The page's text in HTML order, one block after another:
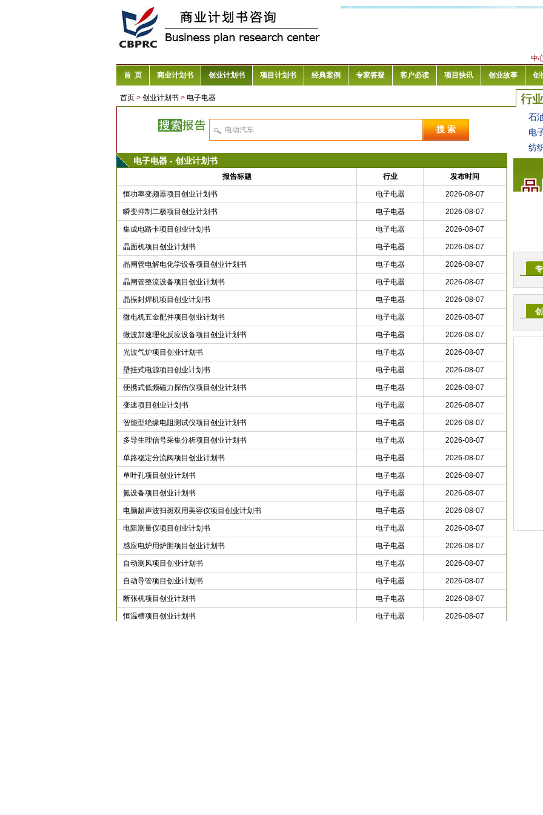
中
首 页
商业计划书 创业计划书 项目计划书 经典案例 专家答疑 客户必读 项目快讯 创业故事 创
首页 > 创业计划书 > 电子电器
电子电器 - 创业计划书
报告标题 行业 发布时间
恒功率变频器项目创业计划书 电子电器 2026-08-07
瞬变抑制二极项目创业计划书 电子电器 2026-08-07
集成电路卡项目创业计划书 电子电器 2026-08-07
晶面机项目创业计划书 电子电器 2026-08-07
晶闸管电解电化学设备项目创业计划书 电子电器 2026-08-07
晶闸管整流设备项目创业计划书 电子电器 2026-08-07
晶振封焊机项目创业计划书 电子电器 2026-08-07
微电机五金配件项目创业计划书 电子电器 2026-08-07
微波加速理化反应设备项目创业计划书 电子电器 2026-08-07
光波气炉项目创业计划书 电子电器 2026-08-07
壁挂式电源项目创业计划书 电子电器 2026-08-07
便携式低频磁力探伤仪项目创业计划书 电子电器 2026-08-07
变速项目创业计划书 电子电器 2026-08-07
智能型绝缘电阻测试仪项目创业计划书 电子电器 2026-08-07
多导生理信号采集分析项目创业计划书 电子电器 2026-08-07
单路稳定分流阀项目创业计划书 电子电器 2026-08-07
单叶孔项目创业计划书 电子电器 2026-08-07
氮设备项目创业计划书 电子电器 2026-08-07
电脑超声波扫斑双用美容仪项目创业计划书 电子电器 2026-08-07
电阻测量仪项目创业计划书 电子电器 2026-08-07
感应电炉用炉胆项目创业计划书 电子电器 2026-08-07
自动测风项目创业计划书 电子电器 2026-08-07
自动导管项目创业计划书 电子电器 2026-08-07
断张机项目创业计划书 电子电器 2026-08-07
恒温槽项目创业计划书 电子电器 2026-08-07
石
电
纺